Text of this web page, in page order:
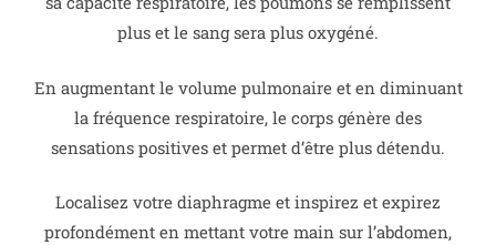
plus et le sang sera plus oxygéné.
En augmentant le volume pulmonaire et en diminuant
la fréquence respiratoire, le corps génère des
sensations positives et permet d’être plus détendu.
Localisez votre diaphragme et inspirez et expirez
profondément en mettant votre main sur l’abdomen,